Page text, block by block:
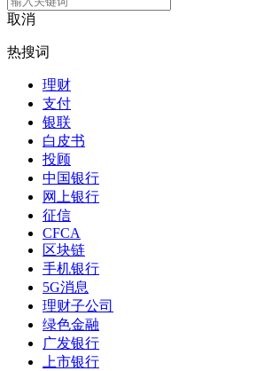
取消
热搜词
理财
支付
银联
白皮书
投顾
中国银行
网上银行
征信
CFCA
区块链
手机银行
5G消息
理财子公司
绿色金融
广发银行
上市银行